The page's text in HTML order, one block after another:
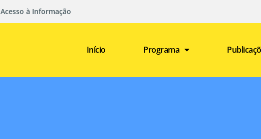
Acesso à Informação
Início Programa